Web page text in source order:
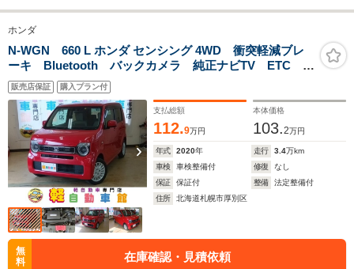
ホンダ
N-WGN 660 L ホンダ センシング 4WD 衝突軽減ブレ
ーキ Bluetooth バックカメラ 純正ナビTV ETC シ
ート・ドアミラーヒーター 社外アルミホイール 誤発
進抑制装置 横滑り防止 USB接続 W・サイドエアバ
ック
販売店保証 購入プラン付
支払総額
112.9万円
本体価格
103.2万円
年式 2020年 走行 3.4万km
車検
車検整備付 修復
なし
保証
保証付 整備
法定整備付
住所
北海道札幌市厚別区
無
料
在庫確認・見積依頼